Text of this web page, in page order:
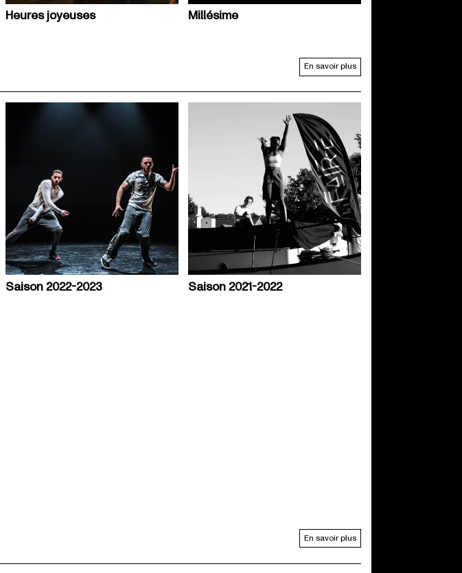
Heures joyeuses Millésime
En savoir plus
Saison 2022-2023 Saison 2021-2022
En savoir plus